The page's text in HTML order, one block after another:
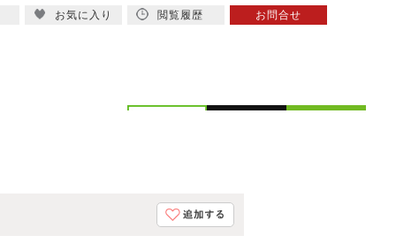
お気に入り 閲覧履歴 お問合せ